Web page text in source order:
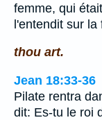
femme, qui
l'entendit sur
thou art.
Jean 18:33-36
Pilate rentra
dit: Es-tu le roi